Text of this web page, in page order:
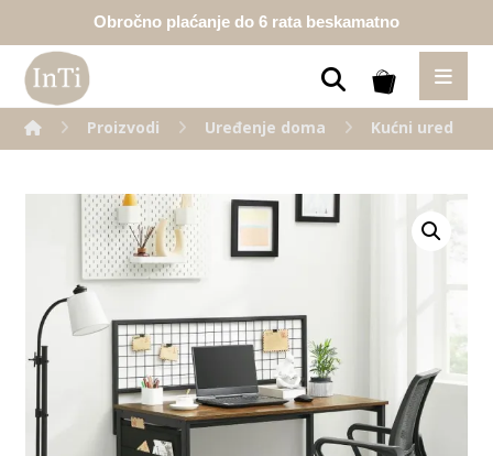
Obročno plaćanje do 6 rata beskamatno
Proizvodi Uređenje doma Kućni ured
Enlarge the image